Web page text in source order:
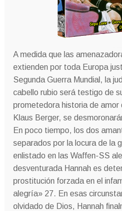
A medida que las
extienden por toda Europa
Segunda Guerra Mundial, la
cabello rubio será testigo de
prometedora historia de amor
Klaus Berger, se
En poco tiempo, los dos
separados por la locura de la
enlistado en las Waffen-SS
desventurada Hannah es
prostitución forzada en el
alegría» 27. En esas
olvidado de Dios, Hannah